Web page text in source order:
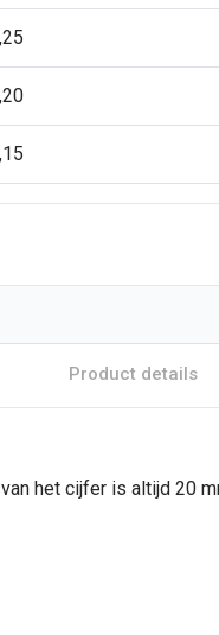
Product details
het cijfer is altijd 20